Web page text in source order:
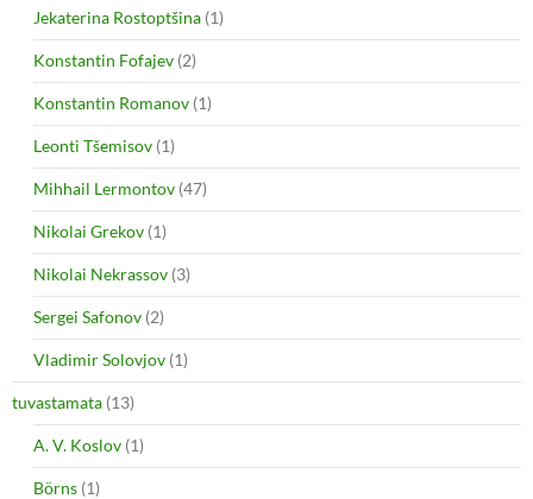
Jekaterina Rostoptšina (1)
Konstantin Fofajev (2)
Konstantin Romanov (1)
Leonti Tšemisov (1)
Mihhail Lermontov (47)
Nikolai Grekov (1)
Nikolai Nekrassov (3)
Sergei Safonov (2)
Vladimir Solovjov (1)
tuvastamata (13)
A. V. Koslov (1)
Börns (1)